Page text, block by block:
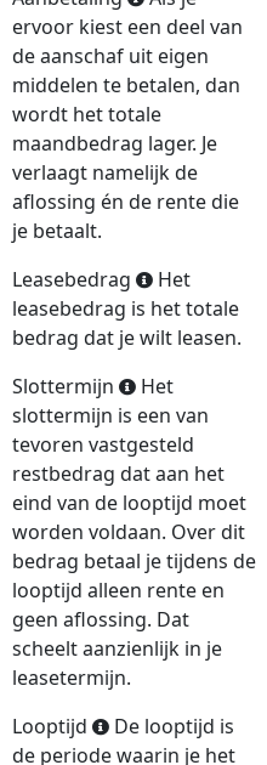
ervoor kiest een deel van
de aanschaf uit eigen
middelen te betalen, dan
wordt het totale
maandbedrag lager. Je
verlaagt namelijk de
aflossing én de rente die
je betaalt.
Leasebedrag
Het
leasebedrag is het totale
bedrag dat je wilt leasen.
Slottermijn
Het
slottermijn is een van
tevoren vastgesteld
restbedrag dat aan het
eind van de looptijd moet
worden voldaan. Over dit
bedrag betaal je tijdens de
looptijd alleen rente en
geen aflossing. Dat
scheelt aanzienlijk in je
leasetermijn.
Looptijd
De looptijd is
de periode waarin je het